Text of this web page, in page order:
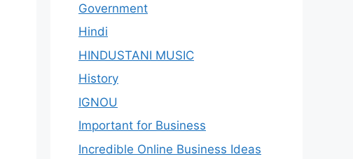
Government
Hindi
HINDUSTANI MUSIC
History
IGNOU
Important for Business
Incredible Online Business Ideas